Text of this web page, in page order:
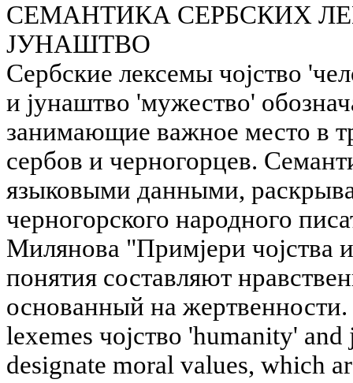
СЕМАНТИКА СЕРБСКИХ
JУНАШТВО
Сербские лексемы чоjство
и jунаштво 'мужество'
занимающие важное место в
сербов и черногорцев.
языковыми данными,
черногорского народного
Милянова "Примjери чоjства
понятия составляют
основанный на
lexemes чоjство 'humanity'
designate moral values, which